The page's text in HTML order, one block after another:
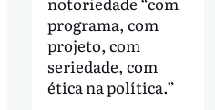
programa, com
projeto, com
seriedade, com
ética na política.”